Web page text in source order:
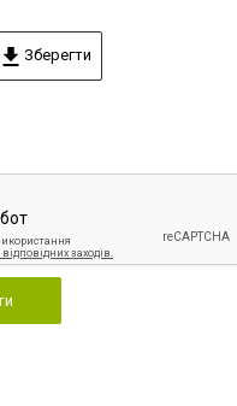
Зберегти